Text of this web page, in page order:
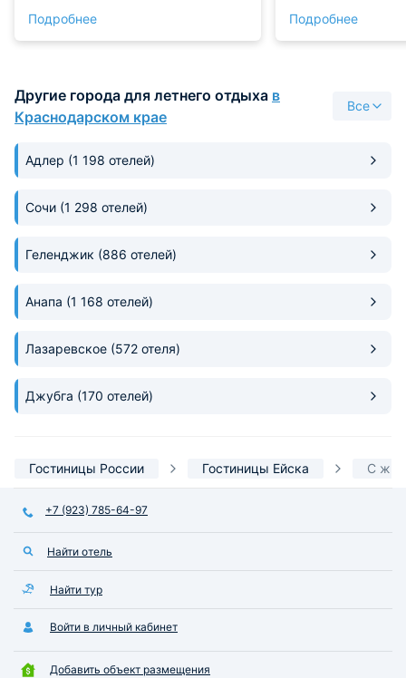
Мы взяли номер студию со своей
небольшой кухонной зоной и не
и душ с туалетом свои, и вид
хороший. Окна большие,
благодаря чему света очень
Подробнее Подробнее
Другие города для летнего отдыха в
Краснодарском крае
Все
Адлер (1 198 отелей)
Сочи (1 298 отелей)
Геленджик (886 отелей)
Анапа (1 168 отелей)
Лазаревское (572 отеля)
Джубга (170 отелей)
Гостиницы России Гостиницы Ейска С
+7 (923) 785-64-97
Найти отель
Найти тур
Войти в личный кабинет
Добавить объект размещения